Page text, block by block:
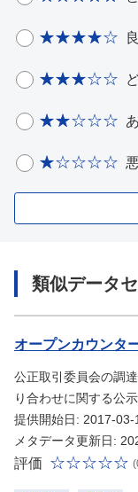
類似データ
オープンカウンタ
公正取引委員会の調
り合わせに関する公示
提供開始日: 2017-03-
メタデータ更新日:
評価